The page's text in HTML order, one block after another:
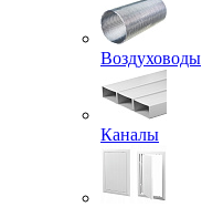
Воздуховоды
Каналы